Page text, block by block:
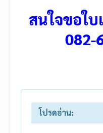
สนใจขอใบ
082-
โปรดอ่าน: